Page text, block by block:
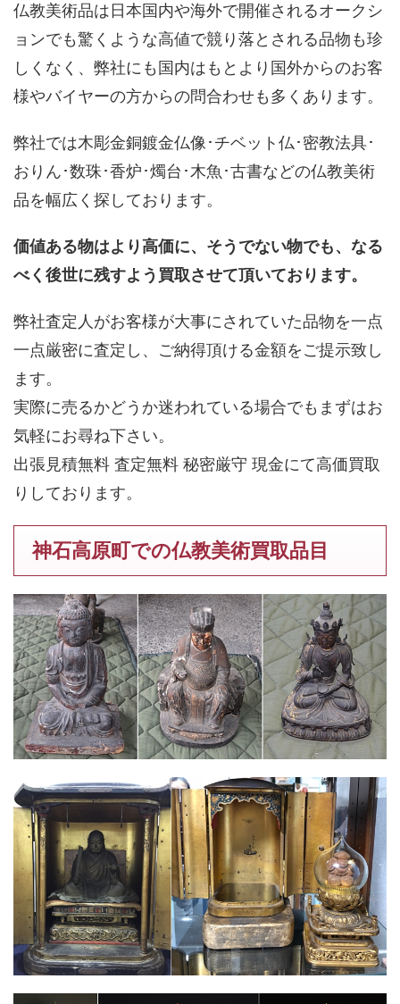
仏教美術品は日本国内や海外で開催されるオークシ
ョンでも驚くような高値で競り落とされる品物も珍
しくなく、弊社にも国内はもとより国外からのお客
様やバイヤーの方からの問合わせも多くあります。
弊社では木彫金銅鍍金仏像･チベット仏･密教法具･
おりん･数珠･香炉･燭台･木魚･古書などの仏教美術
品を幅広く探しております。
価値ある物はより高価に、そうでない物でも、なる
べく後世に残すよう買取させて頂いております。
弊社査定人がお客様が大事にされていた品物を一点
一点厳密に査定し、ご納得頂ける金額をご提示致し
ます。
実際に売るかどうか迷われている場合でもまずはお
気軽にお尋ね下さい。
出張見積無料 査定無料 秘密厳守 現金にて高価買取
りしております。
神石高原町での仏教美術買取品目